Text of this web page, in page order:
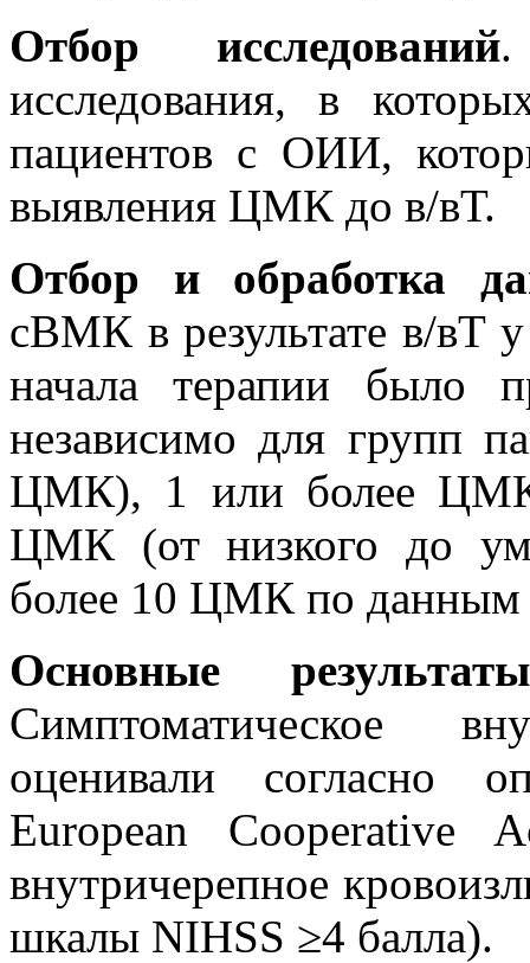
Отбор исследований.
исследования, в
пациентов с ОИИ,
выявления ЦМК до в/вТ.
Отбор и обработка
сВМК в результате в/вТ
начала терапии было
независимо для групп
ЦМК), 1 или более
ЦМК (от низкого до
более 10 ЦМК по
Основные
Симптоматическое
оценивали согласно
European Cooperative
внутричерепное
шкалы NIHSS ≥4 балла).